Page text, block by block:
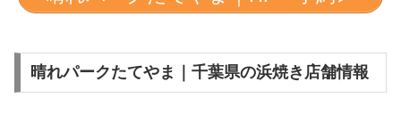
晴れパークたてやま｜千葉県の浜焼き店舗情報